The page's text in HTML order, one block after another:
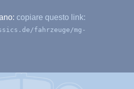
copiare questo link:
fahrzeuge/mg-